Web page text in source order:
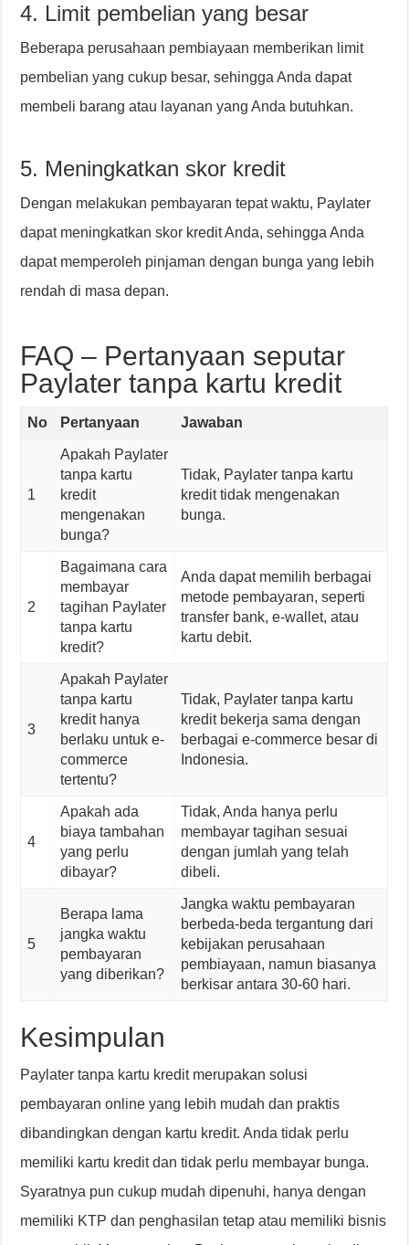
4. Limit pembelian yang besar
Beberapa perusahaan pembiayaan memberikan limit
pembelian yang cukup besar, sehingga Anda dapat
membeli barang atau layanan yang Anda butuhkan.
5. Meningkatkan skor kredit
Dengan melakukan pembayaran tepat waktu, Paylater
dapat meningkatkan skor kredit Anda, sehingga Anda
dapat memperoleh pinjaman dengan bunga yang lebih
rendah di masa depan.
FAQ – Pertanyaan seputar
Paylater tanpa kartu kredit
No Pertanyaan Jawaban
1
Apakah Paylater
tanpa kartu
kredit
mengenakan
bunga?
Tidak, Paylater tanpa kartu
kredit tidak mengenakan
bunga.
2
Bagaimana cara
membayar
tagihan Paylater
tanpa kartu
kredit?
Anda dapat memilih berbagai
metode pembayaran, seperti
transfer bank, e-wallet, atau
kartu debit.
3
Apakah Paylater
tanpa kartu
kredit hanya
berlaku untuk e-
commerce
tertentu?
Tidak, Paylater tanpa kartu
kredit bekerja sama dengan
berbagai e-commerce besar di
Indonesia.
4
Apakah ada
biaya tambahan
yang perlu
dibayar?
Tidak, Anda hanya perlu
membayar tagihan sesuai
dengan jumlah yang telah
dibeli.
5
Berapa lama
jangka waktu
pembayaran
yang diberikan?
Jangka waktu pembayaran
berbeda-beda tergantung dari
kebijakan perusahaan
pembiayaan, namun biasanya
berkisar antara 30-60 hari.
Kesimpulan
Paylater tanpa kartu kredit merupakan solusi
pembayaran online yang lebih mudah dan praktis
dibandingkan dengan kartu kredit. Anda tidak perlu
memiliki kartu kredit dan tidak perlu membayar bunga.
Syaratnya pun cukup mudah dipenuhi, hanya dengan
memiliki KTP dan penghasilan tetap atau memiliki bisnis